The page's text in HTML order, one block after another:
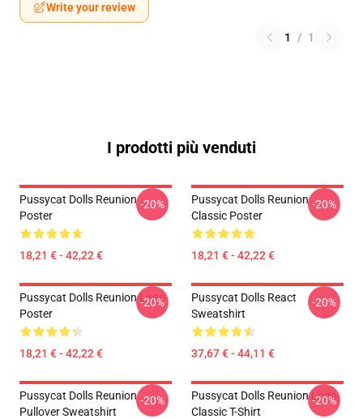
Write your review
1 / 1
I prodotti più venduti
Pussycat Dolls Reunion
Poster
18,21 € - 42,22 €
-20%
Pussycat Dolls Reunion
Classic Poster
18,21 € - 42,22 €
-20%
Pussycat Dolls Reunion Logo
Poster
18,21 € - 42,22 €
-20%
Pussycat Dolls React
Sweatshirt
37,67 € - 44,11 €
-20%
Pussycat Dolls Reunion
Pullover Sweatshirt
-20%
Pussycat Dolls Reunion Logo
Classic T-Shirt
-20%